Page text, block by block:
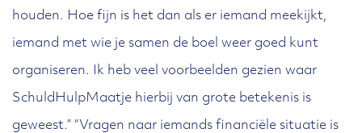
houden. Hoe fijn is het dan als er iemand meekijkt,
iemand met wie je samen de boel weer goed kunt
organiseren. Ik heb veel voorbeelden gezien waar
SchuldHulpMaatje hierbij van grote betekenis is
geweest.” “Vragen naar iemands financiële situatie is